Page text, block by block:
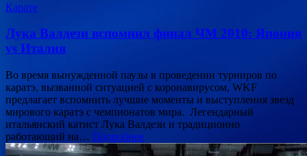
Карате
Лука Валдези вспомнил финал ЧМ 2010: Япония
vs Италия
Во время вынужденной паузы в проведении турниров по
каратэ, вызванной ситуацией с коронавирусом, WKF
предлагает вспомнить лучшие моменты и выступления звезд
мирового каратэ с чемпионатов мира. Легендарный
итальянский катист Лука Валдези и традиционно
работающий на… Подробнее